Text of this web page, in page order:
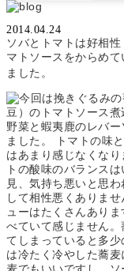
2014.04.24
ソバとトマトは好相
マトソースをからめて
今回は挽きぐるみの蕎
豆）のトマトソース
野菜と蝦夷鹿のレバー
ました。